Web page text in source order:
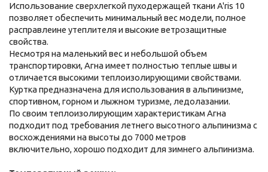
Использование сверхлегкой пуходержащей ткани A'ris 10
позволяет обеспечить минимальный вес модели, полное
расправлеине утеплителя и высокие ветрозащитные
свойства.
Несмотря на маленький вес и небольшой объем
транспортировки, Агна имеет полностью теплые швы и
отличается высокими теплоизолирующими свойствами.
Куртка предназначена для использования в альпинизме,
спортивном, горном и лыжном туризме, ледолазании.
По своим теплоизолирующим характеристикам Агна
подходит под требования летнего высотного альпинизма с
восхождениями на высоты до 7000 метров
включительно,хорошо подходит для зимнего альпинизма.